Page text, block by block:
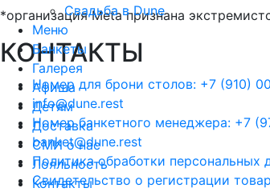
Свадьба в Dune
Меню
Банкеты
Галерея
Афиша
Детям
Доставка
СМИ о нас
Лояльность
Контакты
*организация Meta признана
КОНТАКТЫ
Номер для брони столов: +7 (910)
info@dune.rest
Номер банкетного менеджера: +7
banket@dune.rest
Политика обработки персональных
Свидетельство о регистрации